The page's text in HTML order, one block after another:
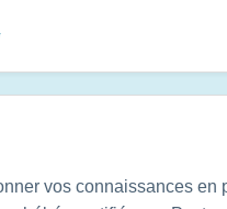
vos connaissances en